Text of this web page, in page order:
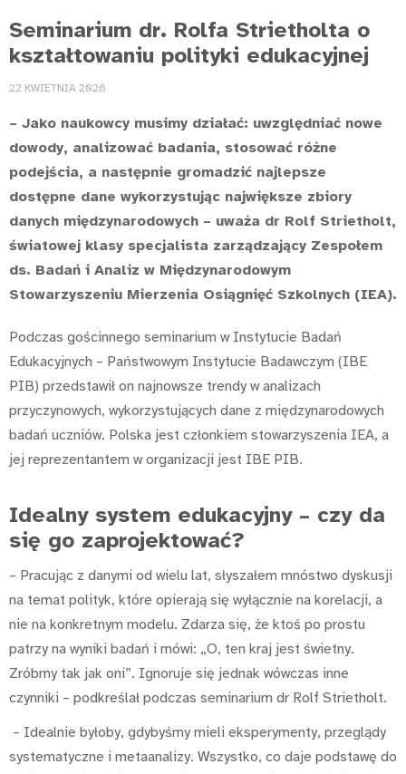
Seminarium dr. Rolfa Strietholta o
kształtowaniu polityki edukacyjnej
22 KWIETNIA 2026
– Jako naukowcy musimy działać: uwzględniać nowe
dowody, analizować badania, stosować różne
podejścia, a następnie gromadzić najlepsze
dostępne dane wykorzystując największe zbiory
danych międzynarodowych – uważa dr Rolf Strietholt,
światowej klasy specjalista zarządzający Zespołem
ds. Badań i Analiz w Międzynarodowym
Stowarzyszeniu Mierzenia Osiągnięć Szkolnych (IEA).
Podczas gościnnego seminarium w Instytucie Badań
Edukacyjnych – Państwowym Instytucie Badawczym (IBE
PIB) przedstawił on najnowsze trendy w analizach
przyczynowych, wykorzystujących dane z międzynarodowych
badań uczniów. Polska jest członkiem stowarzyszenia IEA, a
jej reprezentantem w organizacji jest IBE PIB.
Idealny system edukacyjny – czy da
się go zaprojektować?
– Pracując z danymi od wielu lat, słyszałem mnóstwo dyskusji
na temat polityk, które opierają się wyłącznie na korelacji, a
nie na konkretnym modelu. Zdarza się, że ktoś po prostu
patrzy na wyniki badań i mówi: „O, ten kraj jest świetny.
Zróbmy tak jak oni”. Ignoruje się jednak wówczas inne
czynniki – podkreślał podczas seminarium dr Rolf Strietholt.
– Idealnie byłoby, gdybyśmy mieli eksperymenty, przeglądy
systematyczne i metaanalizy. Wszystko, co daje podstawę do